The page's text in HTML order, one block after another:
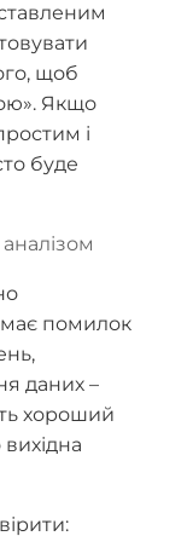
щоб
Якщо
і
буде
помилок
даних –
хороший